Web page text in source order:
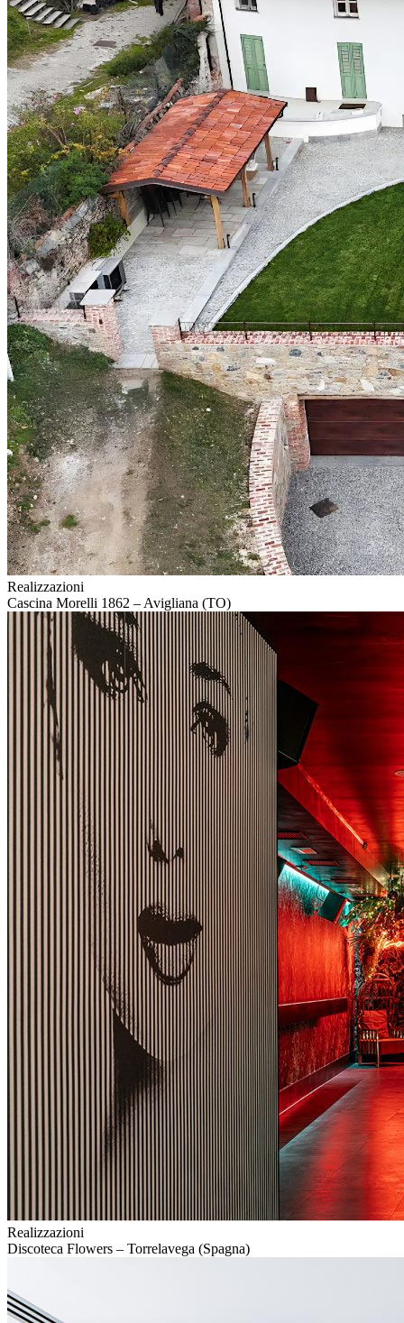
Realizzazioni
Cascina Morelli 1862 – Avigliana (TO)
Realizzazioni
Discoteca Flowers – Torrelavega (Spagna)